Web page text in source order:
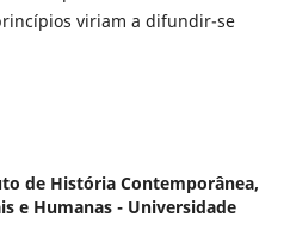
viriam a difundir-se
de História Contemporânea,
e Humanas - Universidade